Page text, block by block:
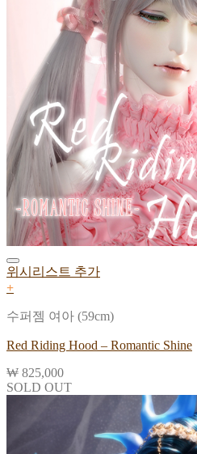
위시리스트 추가
+
수퍼젬 여아 (59cm)
Red Riding Hood – Romantic Shine
₩ 825,000
SOLD OUT